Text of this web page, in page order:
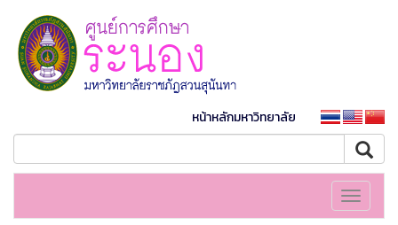
หน้าหลักมหาวิทยาลัย
Toggle